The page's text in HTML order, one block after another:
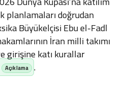
planlamaları doğrudan
Büyükelçisi Ebu el-Fadl
İran milli takımı
girişine katı kurallar
.